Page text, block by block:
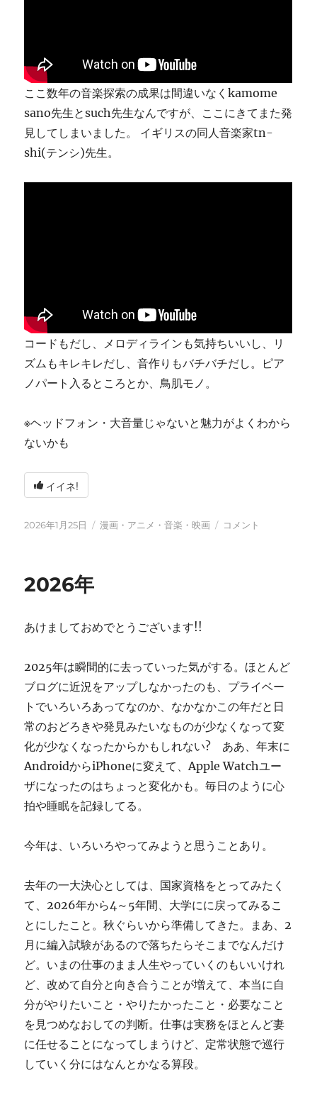
ここ数年の音楽探索の成果は間違いなくkamome
sano先生とsuch先生なんですが、ここにきてまた発
見してしまいました。 イギリスの同人音楽家tn-
shi(テンシ)先生。
コードもだし、メロディラインも気持ちいいし、リ
ズムもキレキレだし、音作りもバチバチだし。ピア
ノパート入るところとか、鳥肌モノ。
※ヘッドフォン・大音量じゃないと魅力がよくわから
ないかも
イイネ!
投
2026年1月25日
カ
漫画・アニメ・音楽・映画
tn-
コメント
2026年
あけましておめでとうございます!!
2025年は瞬間的に去っていった気がする。ほとんど
ブログに近況をアップしなかったのも、プライベー
トでいろいろあってなのか、なかなかこの年だと日
常のおどろきや発見みたいなものが少なくなって変
化が少なくなったからかもしれない? ああ、年末に
AndroidからiPhoneに変えて、Apple Watchユー
ザになったのはちょっと変化かも。毎日のように心
拍や睡眠を記録してる。
今年は、いろいろやってみようと思うことあり。
去年の一大決心としては、国家資格をとってみたく
て、2026年から4～5年間、大学にに戻ってみるこ
とにしたこと。秋ぐらいから準備してきた。まあ、2
月に編入試験があるので落ちたらそこまでなんだけ
ど。いまの仕事のまま人生やっていくのもいいけれ
ど、改めて自分と向き合うことが増えて、本当に自
分がやりたいこと・やりたかったこと・必要なこと
を見つめなおしての判断。仕事は実務をほとんど妻
に任せることになってしまうけど、定常状態で巡行
していく分にはなんとかなる算段。